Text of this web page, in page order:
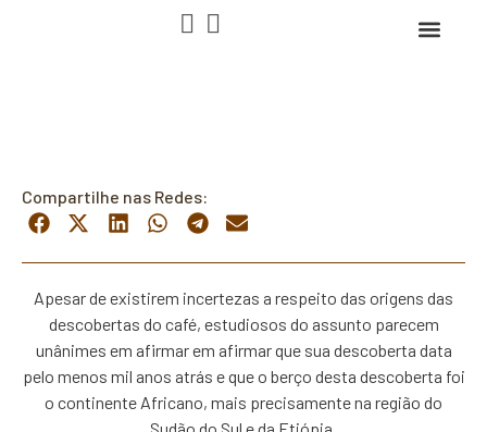
Compartilhe nas Redes:
Apesar de existirem incertezas a respeito das origens das
descobertas do café, estudiosos do assunto parecem
unânimes em afirmar em afirmar que sua descoberta data
pelo menos mil anos atrás e que o berço desta descoberta foi
o continente Africano, mais precisamente na região do